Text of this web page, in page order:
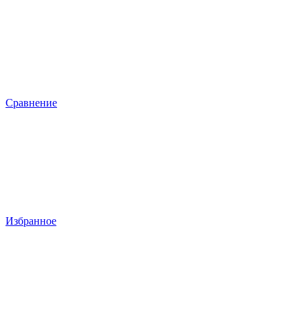
Сравнение
Избранное